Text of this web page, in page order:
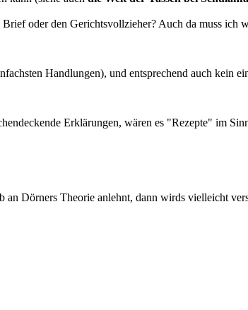
oder den Gerichtsvollzieher? Auch da muss ich
Handlungen), und entsprechend auch kein
Erklärungen, wären es "Rezepte" im
an Dörners Theorie anlehnt, dann wirds vielleicht